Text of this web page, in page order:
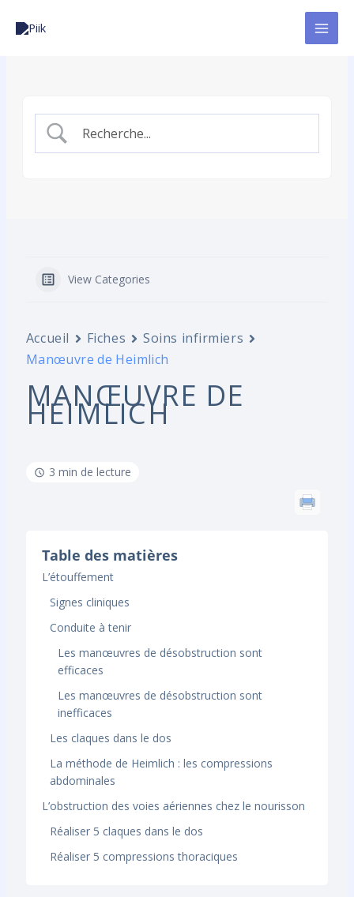
View Categories
Accueil Fiches
Soins infirmiers
Manœuvre de Heimlich
MANŒUVRE DE
HEIMLICH
3 min de lecture
Table des matières
L’étouffement
Signes cliniques
Conduite à tenir
Les manœuvres de désobstruction sont
efficaces
Les manœuvres de désobstruction sont
inefficaces
Les claques dans le dos
La méthode de Heimlich : les compressions
abdominales
L’obstruction des voies aériennes chez le nourisson
Réaliser 5 claques dans le dos
Réaliser 5 compressions thoraciques